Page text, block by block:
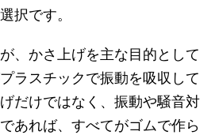
択です。
、かさ上げを主な目的として
ラスチックで振動を吸収して
だけではなく、振動や騒音対
あれば、すべてがゴムで作ら